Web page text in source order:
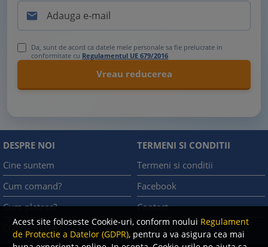
Acest site foloseste Cookie-uri, conform noului Regulament
de Protectie a Datelor (GDPR), pentru a va asigura cea mai

Da, sunt de acord ca datele mele personale sa fie prelucrate in
conformitate cu Regulamentul UE 679/2016
DESPRE NOI
Cine suntem
Cum comand?
Cum platesc?
Cum returnez
TERMENI SI CONDITII
Termeni si conditii
Facebook
Contact
Politica de confidentialitate